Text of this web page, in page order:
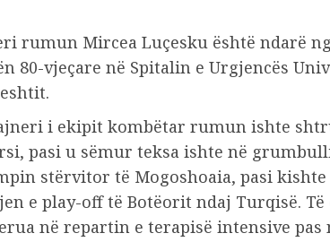
rumun Mircea Luçesku është ndarë
80-vjeçare në Spitalin e Urgjencës
i ekipit kombëtar rumun ishte
pasi u sëmur teksa ishte në
stërvitor të Mogoshoaia, pasi kishte
e play-off të Botëorit ndaj Turqisë.
në repartin e terapisë intensive